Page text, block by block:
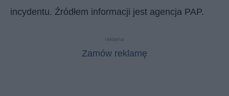
incydentu. Źródłem informacji jest agencja PAP.
reklama
Zamów reklamę